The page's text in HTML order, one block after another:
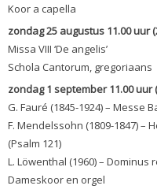
Koor a capella
zondag 25 augustus 11.00 uur
Missa VIII ‘De angelis’
Schola Cantorum, gregoriaans
zondag 1 september 11.00
G. Fauré (1845-1924) – Messe
F. Mendelssohn (1809-1847) –
(Psalm 121)
L. Löwenthal (1960) – Dominus
Dameskoor en orgel